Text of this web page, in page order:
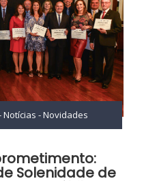
Notícias -Novidades
Solenidade de